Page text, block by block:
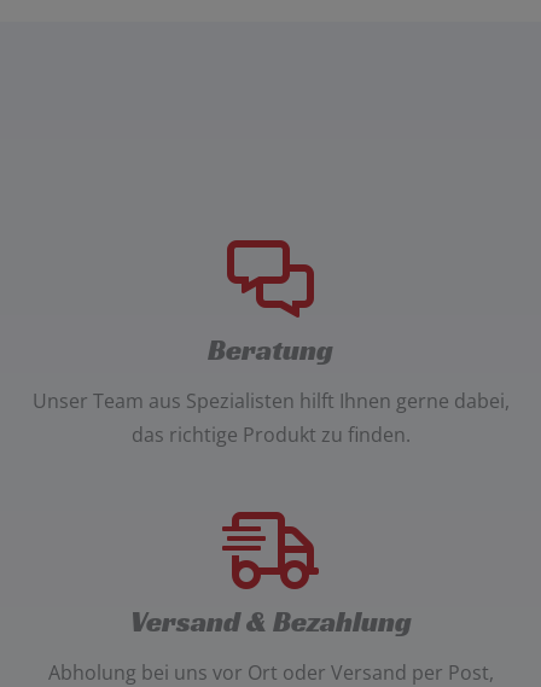
Beratung
Unser Team aus Spezialisten hilft Ihnen gerne dabei,
das richtige Produkt zu finden.
Versand & Bezahlung
Abholung bei uns vor Ort oder Versand per Post,